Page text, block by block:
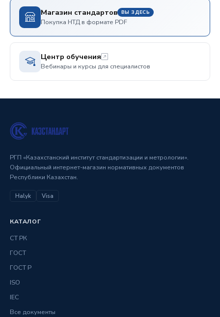
Магазин стандартов ВЫ ЗДЕСЬ
Покупка НТД в формате PDF
Центр обучения
Вебинары и курсы для специалистов
РГП «Казахстанский институт стандартизации и метрологии».
Официальный интернет-магазин нормативных документов
Республики Казахстан.
Halyk Visa
КАТАЛОГ
СТ РК
ГОСТ
ГОСТ Р
ISO
IEC
Все документы